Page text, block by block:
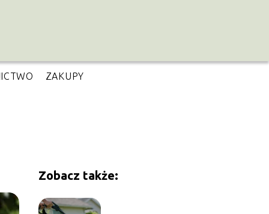
ZAKUPY
Zobacz także: